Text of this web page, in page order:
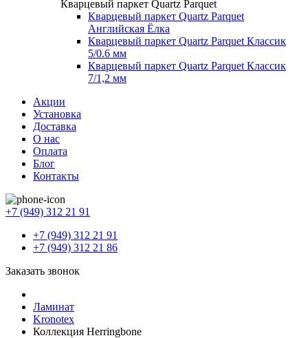
Кварцевый паркет Quartz Parquet
Кварцевый паркет Quartz Parquet
Английская Ёлка
Кварцевый паркет Quartz Parquet Классик
5/0.6 мм
Кварцевый паркет Quartz Parquet Классик
7/1,2 мм
Акции
Установка
Доставка
О нас
Оплата
Блог
Контакты
+7 (949) 312 21 91
+7 (949) 312 21 91
+7 (949) 312 21 86
Заказать звонок
Ламинат
Kronotex
Коллекция Herringbone